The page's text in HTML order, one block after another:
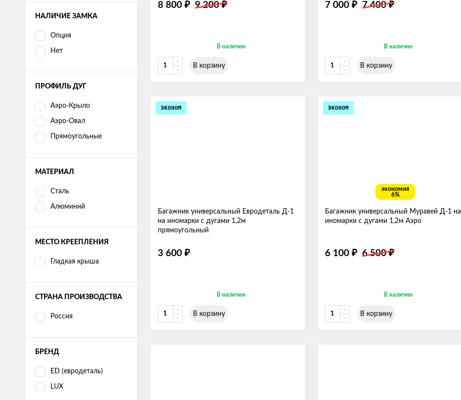
НАЛИЧИЕ ЗАМКА
Опция
Нет
ПРОФИЛЬ ДУГ
Аэро-Крыло
Аэро-Овал
Прямоугольные
МАТЕРИАЛ
Сталь
Алюминий
МЕСТО КРЕЕПЛЕНИЯ
Гладкая крыша
СТРАНА ПРОИЗВОДСТВА
Россия
БРЕНД
ED (евродеталь)
LUX
8 800 ₽ 9 200₽
В наличии
В корзину
7 000 ₽ 7 400₽
В наличии
В корзину
ЭКОНОМ
Багажник универсальный Евродеталь Д-1
на иномарки с дугами 1,2м
прямоугольный
3 600 ₽
В наличии
В корзину
ЭКОНОМ
экономия
6%
Багажник универсальный Муравей Д-1 на
иномарки с дугами 1,2м Аэро
6 100 ₽ 6 500₽
В наличии
В корзину